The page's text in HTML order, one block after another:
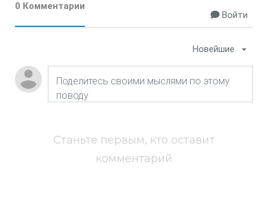
0 Комментарии
Войти
Новейшие
Станьте первым, кто оставит
комментарий